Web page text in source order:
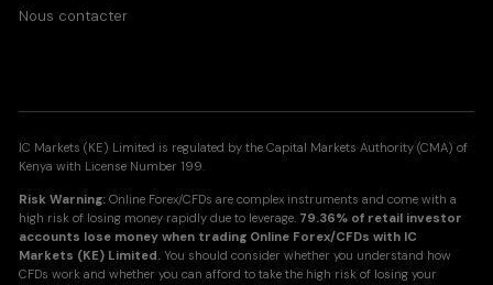
WTI
XBRUSD
Brent Crude Oil Spot vs United States Dollar
0.030 0.034
All Accounts
Nous contacter
IC Markets (KE) Limited is regulated by the Capital Markets Authority (CMA) of
Kenya with License Number 199.
Risk Warning:Online Forex/CFDs are complex instruments and come with a
high risk of losing money rapidly due to leverage. 79.36% of retail investor
accounts lose money when trading Online Forex/CFDs with IC
Markets (KE) Limited. You should consider whether you understand how
CFDs work and whether you can afford to take the high risk of losing your